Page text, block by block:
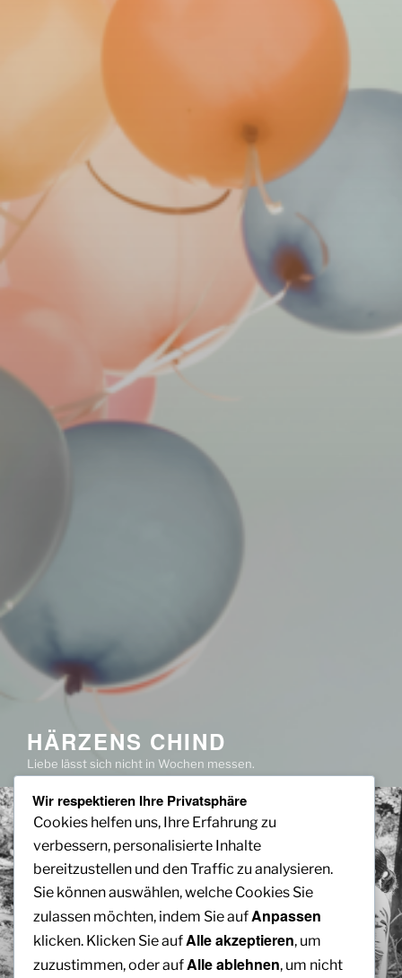
HÄRZENS CHIND
Liebe lässt sich nicht in Wochen messen.
Wir respektieren Ihre Privatsphäre
Cookies helfen uns, Ihre Erfahrung zu
verbessern, personalisierte Inhalte
bereitzustellen und den Traffic zu analysieren.
Sie können auswählen, welche Cookies Sie
zulassen möchten, indem Sie aufAnpassen
klicken. Klicken Sie aufAlle akzeptieren, um
zuzustimmen, oder aufAlle ablehnen, um nicht